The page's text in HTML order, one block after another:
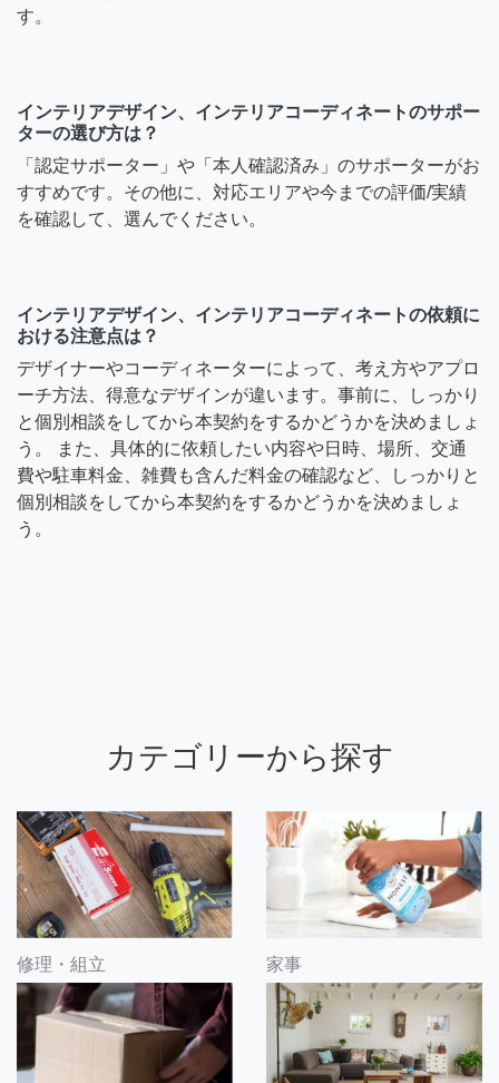
す。
インテリアデザイン、インテリアコーディネートのサポー
ターの選び方は？
「認定サポーター」や「本人確認済み」のサポーターがお
すすめです。その他に、対応エリアや今までの評価/実績
を確認して、選んでください。
インテリアデザイン、インテリアコーディネートの依頼に
おける注意点は？
デザイナーやコーディネーターによって、考え方やアプロ
ーチ方法、得意なデザインが違います。事前に、しっかり
と個別相談をしてから本契約をするかどうかを決めましょ
う。 また、具体的に依頼したい内容や日時、場所、交通
費や駐車料金、雑費も含んだ料金の確認など、しっかりと
個別相談をしてから本契約をするかどうかを決めましょ
う。
カテゴリーから探す
修理・組立 家事